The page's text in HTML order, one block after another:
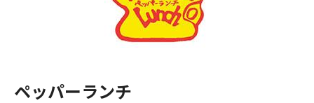
ペッパーランチ